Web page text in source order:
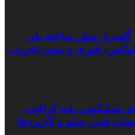
گچبری پیش ساخته پلی
لوکس، فوری و بدون تخریب
سیلیکونی پایه کرافت،
فنی، سئو و کاربردها